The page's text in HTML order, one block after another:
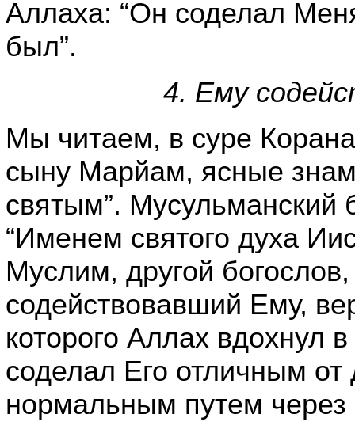
Аллаха: “Он соделал
был”.
4. Ему
Мы читаем, в суре
сыну Марйам, ясные
святым”. Мусульманский
“Именем святого духа
Муслим, другой
содействовавший Ему,
которого Аллах вдохнул
соделал Его отличным от
нормальным путем